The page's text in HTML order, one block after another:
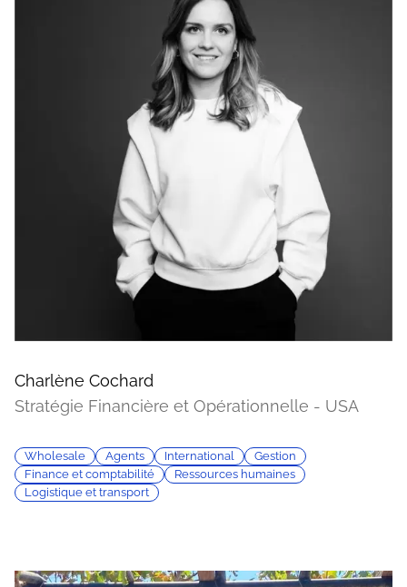
Charlène Cochard
Stratégie Financière et Opérationnelle - USA
Wholesale Agents International
Gestion
Finance et comptabilité
Ressources humaines
Logistique et transport